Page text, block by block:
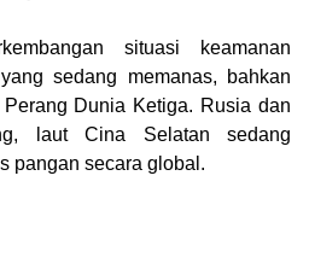
situasi keamanan
sedang memanas, bahkan
Dunia Ketiga. Rusia dan
laut Cina Selatan sedang
pangan secara global.